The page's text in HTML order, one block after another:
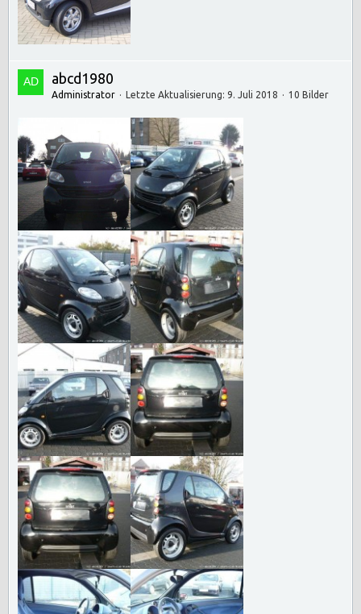
abcd1980
Administrator Letzte Aktualisierung: 9. Juli 2018 10 Bilder